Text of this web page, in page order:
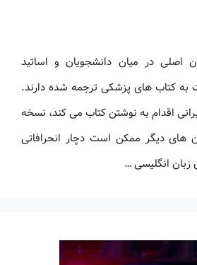
اصلی در میان دانشجویان و اساتید
به کتاب های پزشکی ترجمه شده دارند.
اقدام به نوشتن کتاب می کند، نسخه
های دیگر ممکن است دچار انحرافاتی
زبان انگلیسی …